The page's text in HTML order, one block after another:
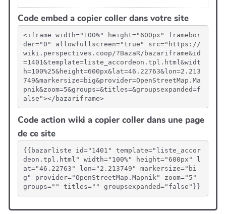
Code embed a copier coller dans votre site
<iframe width="100%" height="600px" framebor
der="0" allowfullscreen="true" src="https://
wiki.perspectives.coop/?BazaR/bazariframe&id
=1401&template=liste_accordeon.tpl.html&widt
h=100%25&height=600px&lat=46.22763&lon=2.213
749&markersize=big&provider=OpenStreetMap.Ma
pnik&zoom=5&groups=&titles=&groupsexpanded=f
alse"></bazariframe>
Code action wiki a copier coller dans une page
de ce site
{{bazarliste id="1401" template="liste_accor
deon.tpl.html" width="100%" height="600px" l
at="46.22763" lon="2.213749" markersize="bi
g" provider="OpenStreetMap.Mapnik" zoom="5"
groups="" titles="" groupsexpanded="false"}}